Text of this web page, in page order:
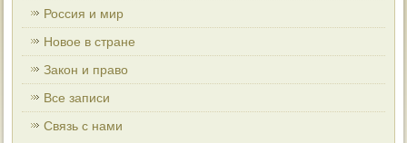
Россия и мир
Новое в стране
Закон и право
Все записи
Связь с нами